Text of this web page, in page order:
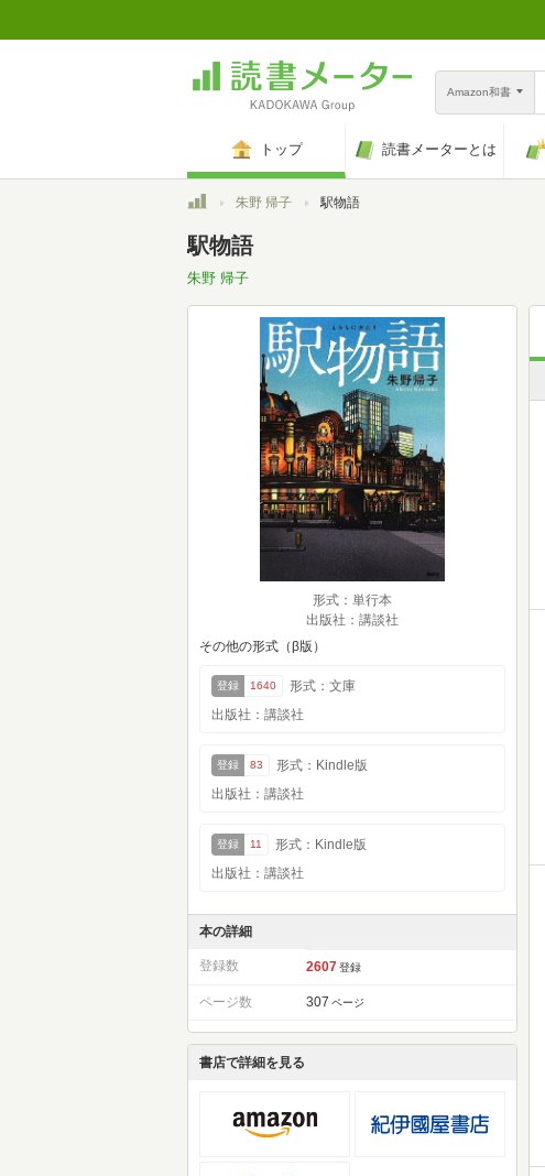
Amazon和書
トップ 読書メーターとは
トップ朱野 帰子 駅物語
駅物語
朱野 帰子
形式：単行本
出版社：講談社
その他の形式（β版）
登録 1640
形式：文庫
出版社：講談社
登録 83
形式：Kindle版
出版社：講談社
登録 11
形式：Kindle版
出版社：講談社
本の詳細
登録数 2607 登録
ページ数 307 ページ
書店で詳細を見る